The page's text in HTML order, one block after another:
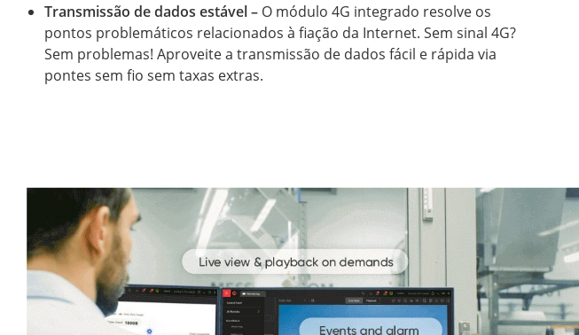
Transmissão de dados estável– O módulo 4G integrado resolve os
pontos problemáticos relacionados à fiação da Internet. Sem sinal 4G?
Sem problemas! Aproveite a transmissão de dados fácil e rápida via
pontes sem fio sem taxas extras.